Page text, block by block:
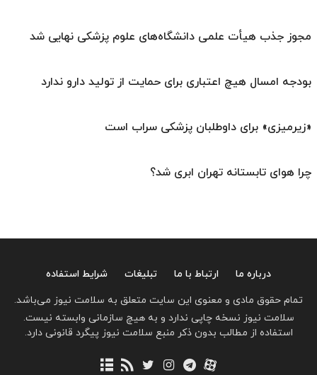
مجوز جذب هیأت علمی دانشگاه‌های علوم پزشکی نهایی شد
بودجه امسال هیچ اعتباری برای حمایت از تولید دارو ندارد
«زیرمیزی» برای داوطلبان پزشکی سراب است
چرا هوای تابستانه تهران ابری شد؟
درباره ما ارتباط با ما تبلیغات
شرایط استفاده
تمام حقوق مادی و معنوی این سایت متعلق به سلامت نیوز می‌باشد.
سلامت نیوز نسخه چاپی ندارد و به هیچ سازمانی وابسته نیست.
استفاده از مطالب بدون ذکر منبع سلامت نیوز پیگرد قانونی دارد.